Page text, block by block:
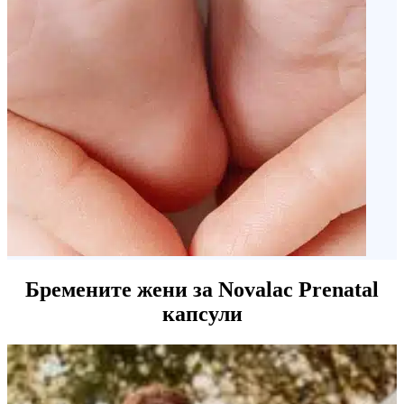
ПРИДОНЕСУВААТ ЗА
ниацин,витамин Б 1
6и биотин
нормално функционирање на
нервниот систем
намалување на заморот и
исцрпеноста
нормално создавање на црвените
функционирање на имунолошкиот
систем и има улога во процесот на
поделба на клетките
Бремените жени за Novalac Prenatal
капсули